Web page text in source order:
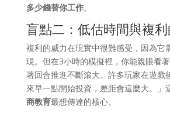
多少錢替你工作。
盲點二：低估時間與複
複利的威力在現實中很難感受，因為它
現。但在3小時的模擬裡，你能親眼看
著回合推進不斷滾大。許多玩家在遊戲
來早一點開始投資，差距會這麼大。」
商教育最想傳達的核心。